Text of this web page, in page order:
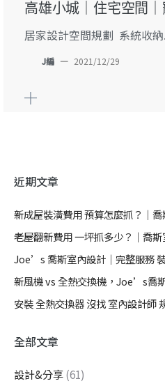
高雄小城｜住宅空間
居家設計空間規劃 系統收納
J編 — 2021/12/29
近期文章
新成屋裝潢費用 預算怎麼抓？｜喬
老屋翻新費用 一坪抓多少？｜喬斯
Joe’s 喬斯室內設計｜完整服務
新風機 vs 全熱交換機，Joe’s喬
安裝 全熱交換器 沒找 室內設計師
全部文章
設計&分享(61)